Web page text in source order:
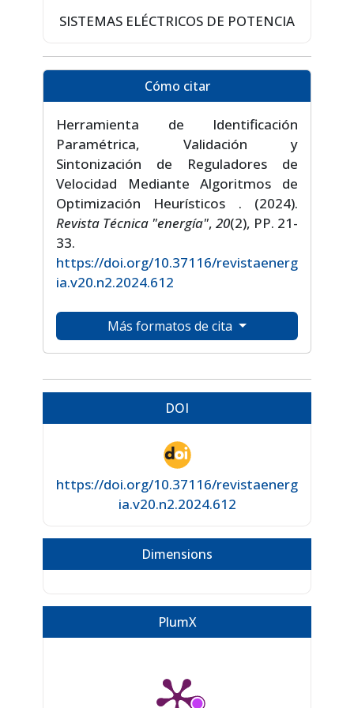
SISTEMAS ELÉCTRICOS DE POTENCIA
Cómo citar
Herramienta de Identificación
Paramétrica, Validación y
Sintonización de Reguladores de
Velocidad Mediante Algoritmos de
Optimización Heurísticos . (2024).
Revista Técnica "energía", 20(2), PP. 21-
33.
https://doi.org/10.37116/revistaenerg
ia.v20.n2.2024.612
Más formatos de cita
DOI
https://doi.org/10.37116/revistaenerg
ia.v20.n2.2024.612
Dimensions
PlumX